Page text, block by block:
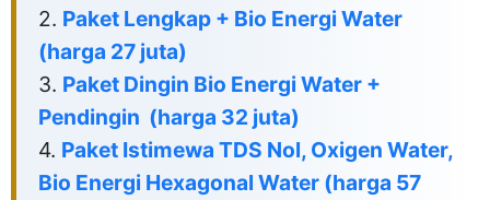
2. Paket Lengkap + Bio Energi Water
(harga 27 juta)
3. Paket Dingin Bio Energi Water +
Pendingin (harga 32 juta)
4. Paket Istimewa TDS Nol, Oxigen Water,
Bio Energi Hexagonal Water (harga 57